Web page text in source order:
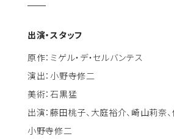
出演・スタッフ
原作：ミゲル・デ・セルバンテス
演出：小野寺修二
美術：石黒猛
出演：藤田桃子、大庭裕介、崎山莉奈
小野寺修二